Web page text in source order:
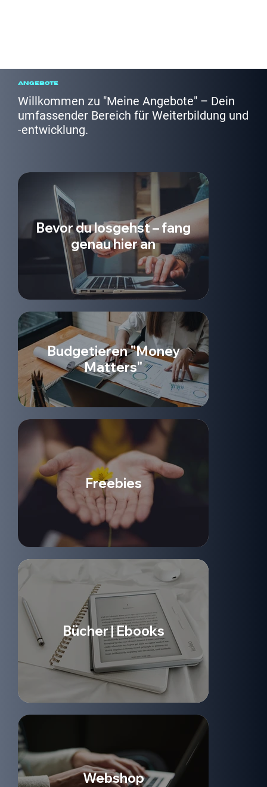
Angebote
Willkommen zu "Meine Angebote" – Dein
umfassender Bereich für Weiterbildung und
-entwicklung.
Bevor du losgehst – fang
genau hier an
Budgetieren "Money
Matters"
Freebies
Bücher | Ebooks
Webshop